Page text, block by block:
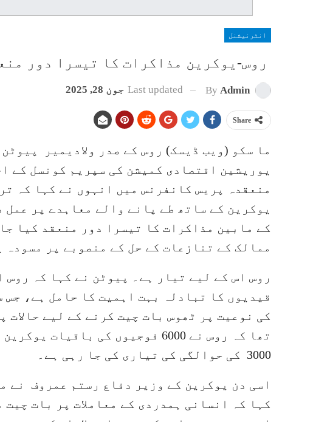
انٹرنیشنل
روس-یوکرین مذاکرات کا تیسرا دور
By Admin
Last updated جون 28, 2025
Share
ما سکو (ویب ڈیسک) روس کے صدر ولادیمیر
یوریشین اقتصادی کمیشن کی سپریم کونسل کے
منعقدہ پریس کانفرنس میں انہوں نے کہا کہ
یوکرین کے ساتھ طے پانے والے معاہدے پر
کے مابین مذاکرات کا تیسرا دور منعقد کیا
ممالک کے تنازعات کے حل کے منصوبے پر مسودہ
روس اس کے لیے تیار ہے۔ پیوٹن نے کہا کہ
قیدیوں کا تبادلہ بہت اہمیت کا حامل ہے،
کی نوعیت پر ٹھوس بات چیت کرنے کے لیے حالات
تھا کہ روس نے 6000 فوجیوں کی
3000 کی حوالگی کی تیاری کی جا رہی ہے۔
اسی دن یوکرین کے وزیر دفاع رستم عمروف نے
کہا کہ انسانی ہمدردی کے معاملات پر بات